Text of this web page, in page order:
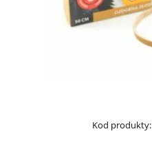
Kod produkty: